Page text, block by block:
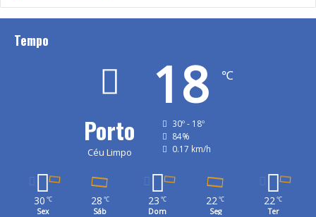
Tempo
Porto
Céu Limpo
18 ℃
30º - 18º
84%
0.17 km/h
30 ℃
Sex
28 ℃
Sáb
23 ℃
Dom
22℃
Seg
22℃
Ter